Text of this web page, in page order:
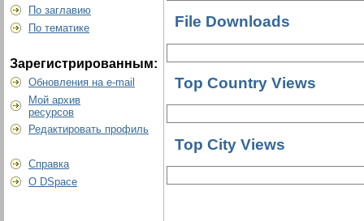
По заглавию
По тематике
Зарегистрированным:
Обновления на e-mail
Мой архив
ресурсов
Редактировать профиль
Справка
О DSpace
File Downloads
Top Country Views
Top City Views